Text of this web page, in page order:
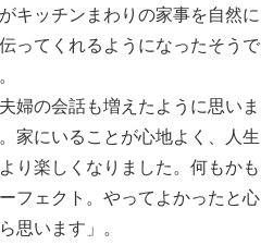
キッチンまわりの家事を自然に
ってくれるようになったそうで
夫婦の会話も増えたように思いま
家にいることが心地よく、人生
り楽しくなりました。何もかも
フェクト。やってよかったと心
思います」。